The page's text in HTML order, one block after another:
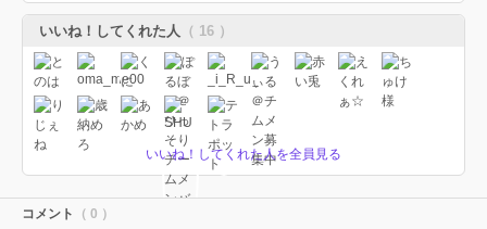
いいね！してくれた人 （ 16 ）
いいね！してくれた人を全員見る
コメント （ 0 ）